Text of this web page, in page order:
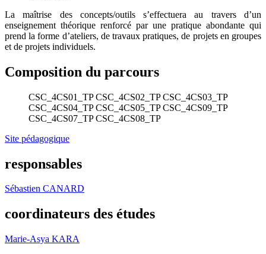
La maîtrise des concepts/outils s’effectuera au travers d’un
enseignement théorique renforcé par une pratique abondante qui
prend la forme d’ateliers, de travaux pratiques, de projets en groupes
et de projets individuels.
Composition du parcours
CSC_4CS01_TP CSC_4CS02_TP CSC_4CS03_TP
CSC_4CS04_TP CSC_4CS05_TP CSC_4CS09_TP
CSC_4CS07_TP CSC_4CS08_TP
Site pédagogique
responsables
Sébastien CANARD
coordinateurs des études
Marie-Asya KARA